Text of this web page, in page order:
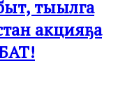
тыылга
акцияҕа